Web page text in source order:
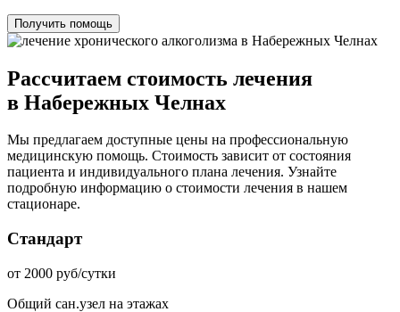
Получить помощь
Рассчитаем стоимость лечения
в Набережных Челнах
Мы предлагаем доступные цены на профессиональную
медицинскую помощь. Стоимость зависит от состояния
пациента и индивидуального плана лечения. Узнайте
подробную информацию о стоимости лечения в нашем
стационаре.
Стандарт
от 2000 руб/сутки
Общий сан.узел на этажах